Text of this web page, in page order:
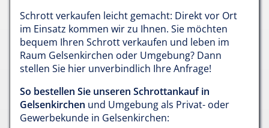
Schrott verkaufen leicht gemacht: Direkt vor Ort
im Einsatz kommen wir zu Ihnen. Sie möchten
bequem Ihren Schrott verkaufen und leben im
Raum Gelsenkirchen oder Umgebung? Dann
stellen Sie hier unverbindlich Ihre Anfrage!
So bestellen Sie unseren Schrottankauf in
Gelsenkirchen und Umgebung als Privat- oder
Gewerbekunde in Gelsenkirchen: